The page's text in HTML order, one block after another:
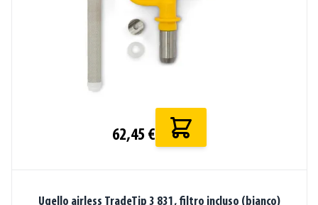
62,45 €
Ugello airless TradeTip 3 831, filtro incluso (bianco)